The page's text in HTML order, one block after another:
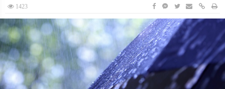
1423